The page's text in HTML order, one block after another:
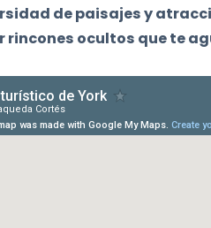
de paisajes y
rincones ocultos que te